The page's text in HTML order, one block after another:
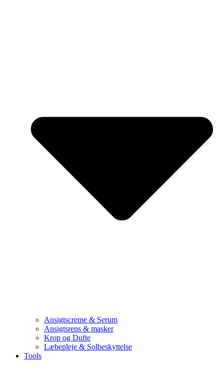
Ansigtscreme & Serum
Ansigtsrens & masker
Krop og Dufte
Læbepleje & Solbeskyttelse
Tools